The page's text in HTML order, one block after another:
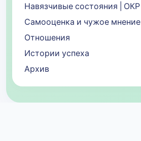
Навязчивые состояния | ОКР
Самооценка и чужое мнение
Отношения
Истории успеха
Архив